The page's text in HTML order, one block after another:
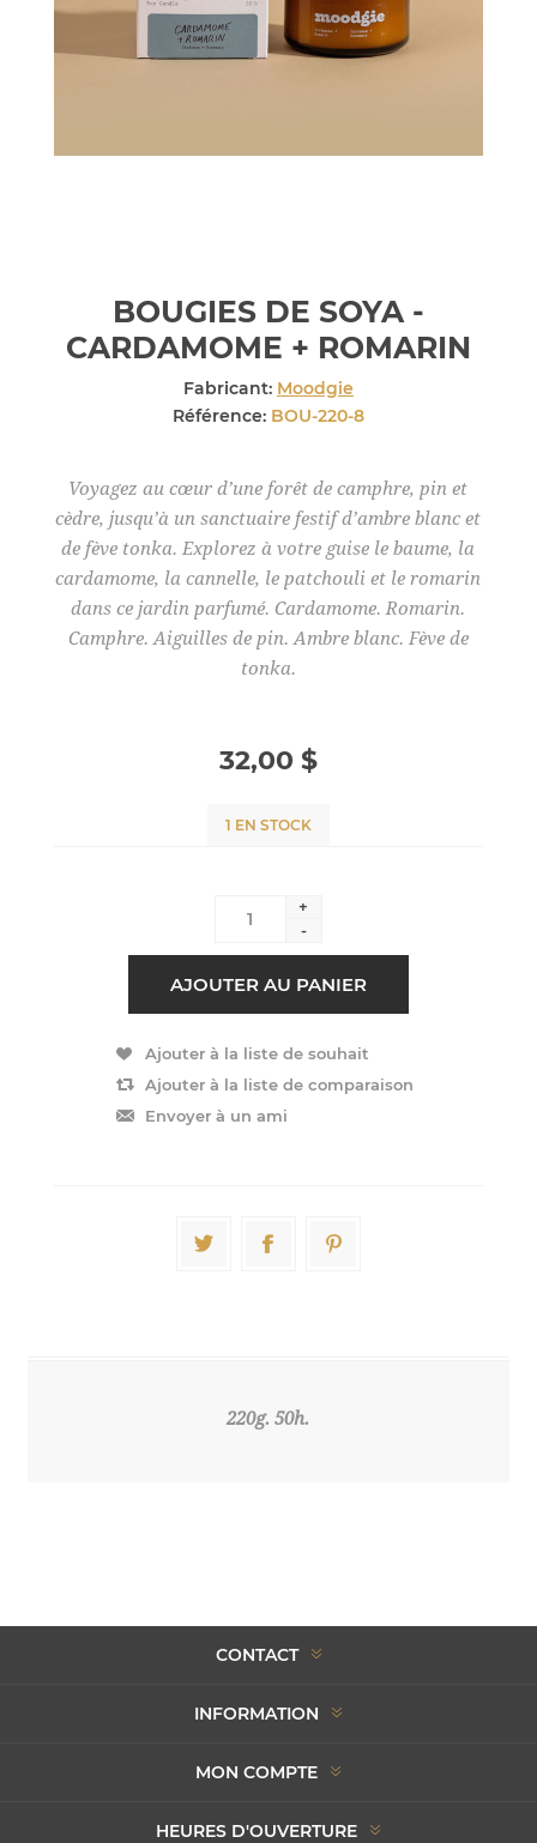
BOUGIES DE SOYA -
CARDAMOME + ROMARIN
Fabricant: Moodgie
Référence: BOU-220-8
Voyagez au cœur d’une forêt de camphre, pin et
cèdre, jusqu’à un sanctuaire festif d’ambre blanc et
de fève tonka. Explorez à votre guise le baume, la
cardamome, la cannelle, le patchouli et le romarin
dans ce jardin parfumé. Cardamome. Romarin.
Camphre. Aiguilles de pin. Ambre blanc. Fève de
tonka.
32,00 $
1 EN STOCK
+
-
220g. 50h.
CONTACT
INFORMATION
MON COMPTE
HEURES D'OUVERTURE